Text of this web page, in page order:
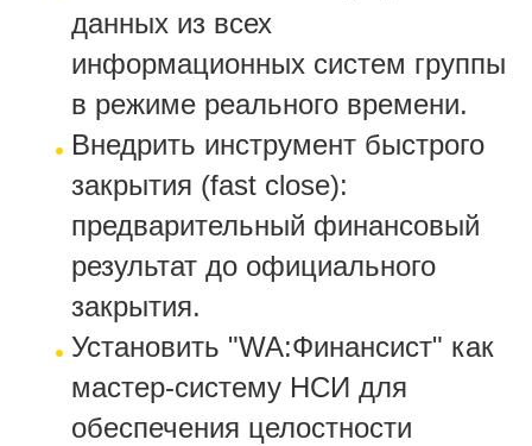
данных из всех
информационных систем группы
в режиме реального времени.
Внедрить инструмент быстрого
закрытия (fast close):
предварительный финансовый
результат до официального
закрытия.
Установить "WA:Финансист" как
мастер-систему НСИ для
обеспечения целостности